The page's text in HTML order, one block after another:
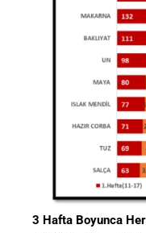
3 Hafta Boyunca